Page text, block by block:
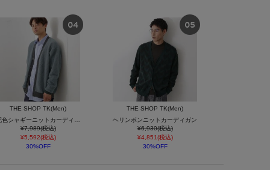
THE SHOP TK(Men)
¥7,989(税込)
¥5,592(税込)
30%OFF
THE SHOP TK(Men)
ヘリンボンニットカーディガン
¥6,930(税込)
¥4,851(税込)
30%OFF